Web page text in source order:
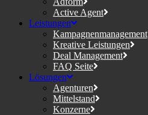
Active Agent
Leistungen
Kampagnenmanagement
Kreative Leistungen
Deal Management
FAQ Seite
Lösungen
Agenturen
Mittelstand
Konzerne